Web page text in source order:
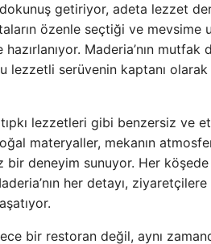
getiriyor, adeta lezzet
özenle seçtiği ve mevsime
Maderia’nın mutfak
lezzetli serüvenin kaptanı
tıpkı lezzetleri gibi benzersiz ve
materyaller, mekanın
bir deneyim sunuyor. Her
her detayı,
bir restoran değil, aynı